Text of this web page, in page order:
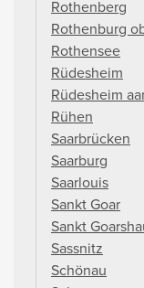
Rothenberg
Rothenburg
Rothensee
Rüdesheim
Rüdesheim
Rühen
Saarbrücken
Saarburg
Saarlouis
Sankt Goar
Sankt
Sassnitz
Schönau